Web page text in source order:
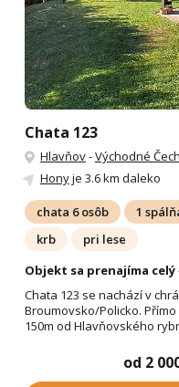
Chata 123
Hlavňov-Východné
Honyje 3.6 km daleko
chata 6 osôb 1
krb
pri lese
Objekt sa prenajíma celý
Chata 123 se nachází v
Broumovsko/Policko.
150m od Hlavňovského
od 2